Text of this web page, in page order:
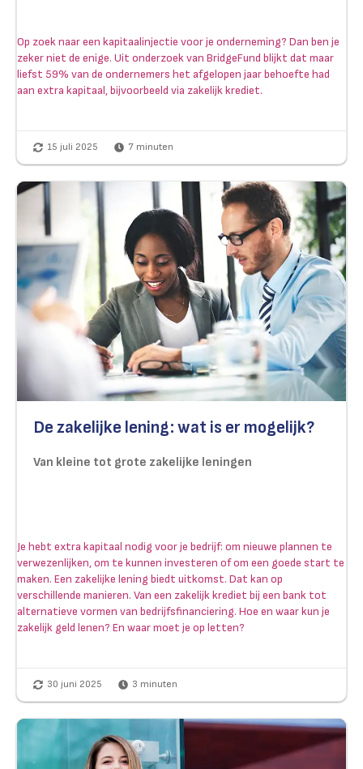
Op zoek naar een kapitaalinjectie voor je onderneming? Dan ben je
zeker niet de enige. Uit onderzoek van BridgeFund blijkt dat maar
liefst 59% van de ondernemers het afgelopen jaar behoefte had
aan extra kapitaal, bijvoorbeeld via zakelijk krediet.
15 juli 2025 7 minuten
De zakelijke lening: wat is er mogelijk?
Van kleine tot grote zakelijke leningen
Je hebt extra kapitaal nodig voor je bedrijf: om nieuwe plannen te
verwezenlijken, om te kunnen investeren of om een goede start te
maken. Een zakelijke lening biedt uitkomst. Dat kan op
verschillende manieren. Van een zakelijk krediet bij een bank tot
alternatieve vormen van bedrijfsfinanciering. Hoe en waar kun je
zakelijk geld lenen? En waar moet je op letten?
30 juni 2025 3 minuten